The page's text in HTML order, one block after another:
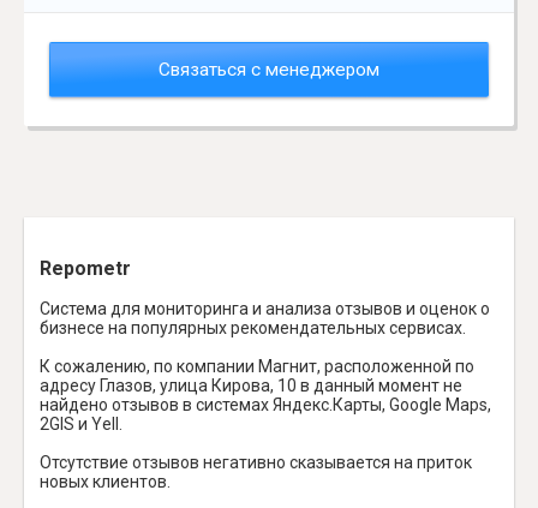
Связаться с менеджером
Repometr
Система для мониторинга и анализа отзывов и оценок о
бизнесе на популярных рекомендательных сервисах.
К сожалению, по компании Магнит, расположенной по
адресу Глазов, улица Кирова, 10 в данный момент не
найдено отзывов в системах Яндекс.Карты, Google Maps,
2GIS и Yell.
Отсутствие отзывов негативно сказывается на приток
новых клиентов.